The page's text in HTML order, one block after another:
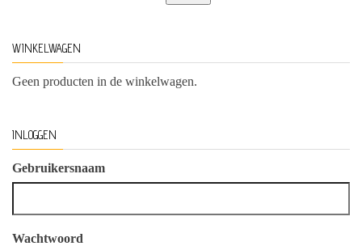
WINKELWAGEN
Geen producten in de winkelwagen.
INLOGGEN
Gebruikersnaam
Wachtwoord